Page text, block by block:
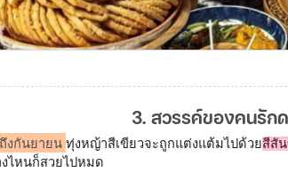
3. สวรรค์ของคนรัก
งกันยายน ทุ่งหญ้าสีเขียวจะถูกแต่งแต้มไปด้วยสีสั
ไหนก็สวยไปหมด